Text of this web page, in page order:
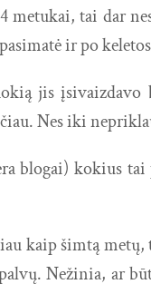
metukai, tai dar
ir po
jis
Nes iki
blogai) kokius
kaip šimtą
Nežinia, ar